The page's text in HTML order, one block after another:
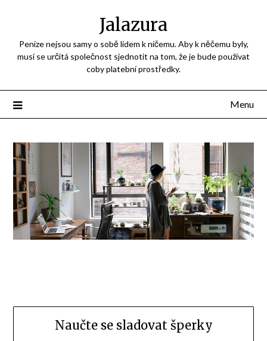
Jalazura
Peníze nejsou samy o sobě lidem k ničemu. Aby k něčemu byly,
musí se určitá společnost sjednotit na tom, že je bude používat
coby platební prostředky.
Menu
Naučte se sladovat šperky